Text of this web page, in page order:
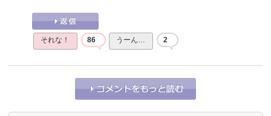
それな！ 86 うーん… 2